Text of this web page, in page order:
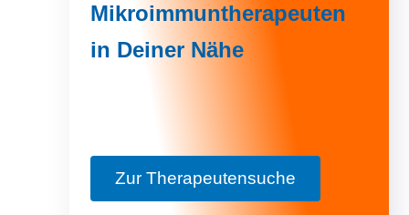
Mikroimmuntherapeuten
in Deiner Nähe
Zur Therapeutensuche